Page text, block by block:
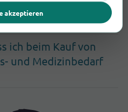
und Medizinbedarf in
ich beim Kauf von
und Medizinbedarf
akzeptieren